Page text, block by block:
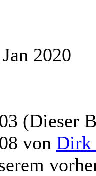
2020
(Dieser
von Dirk